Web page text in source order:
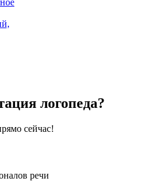
логопеда?
сейчас!